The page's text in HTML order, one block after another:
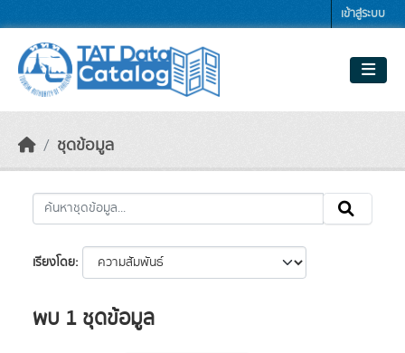
เข้าสู่ระบบ
ชุดข้อมูล
เรียงโดย
พบ 1 ชุดข้อมูล